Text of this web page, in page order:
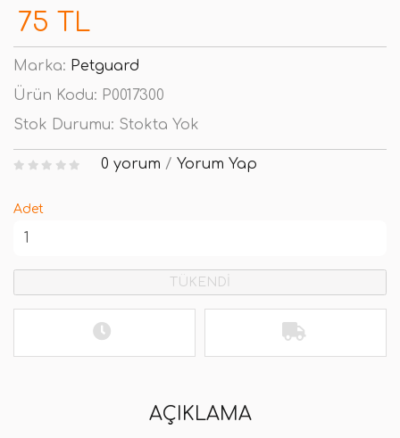
75 TL
Marka: Petguard
Ürün Kodu: P0017300
Stok Durumu: Stokta Yok
0 yorum / Yorum Yap
Adet
TÜKENDİ
AÇIKLAMA